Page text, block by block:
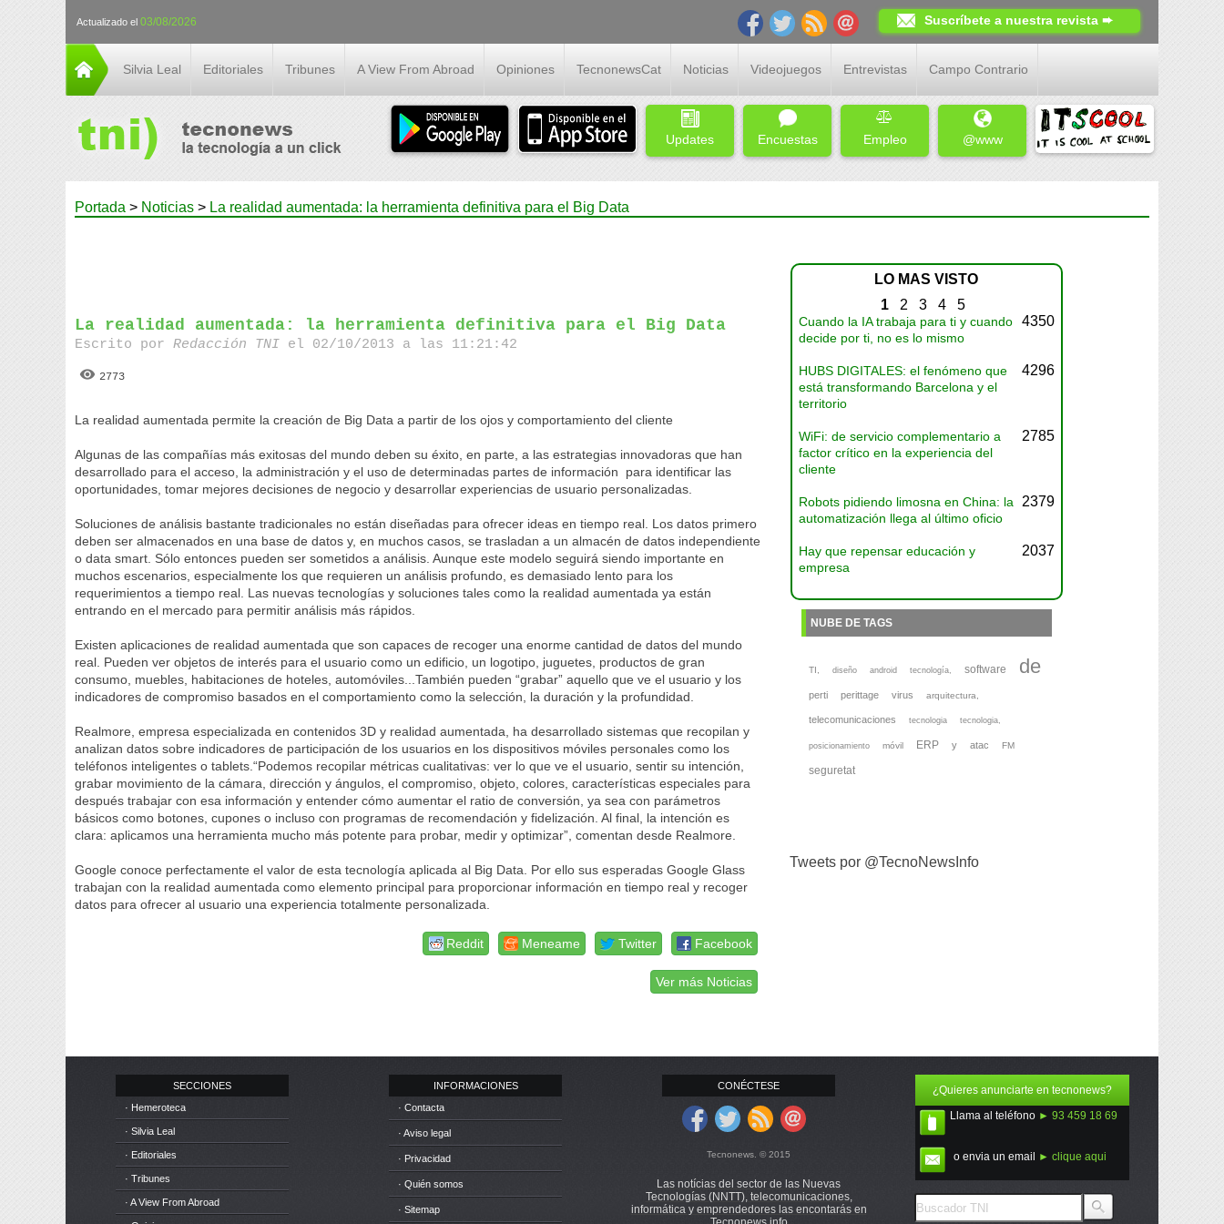
Actualizado el 03/08/2026 Suscríbete a nuestra revista ➨
Silvia Leal Editoriales Tribunes A View From Abroad Opiniones TecnonewsCat Noticias Videojuegos Entrevistas Campo Contrario
Updates Encuestas Empleo @www
Portada > Noticias > La realidad aumentada: la herramienta definitiva para el Big Data
La realidad aumentada: la herramienta definitiva para el Big Data
Escrito porRedacción TNI el 02/10/2013 a las 11:21:42
2773
La realidad aumentada permite la creación de Big Data a partir de los ojos y comportamiento del cliente
Algunas de las compañías más exitosas del mundo deben su éxito, en parte, a las estrategias innovadoras que han
desarrollado para el acceso, la administración y el uso de determinadas partes de información para identificar las
oportunidades, tomar mejores decisiones de negocio y desarrollar experiencias de usuario personalizadas.
Soluciones de análisis bastante tradicionales no están diseñadas para ofrecer ideas en tiempo real. Los datos primero
deben ser almacenados en una base de datos y, en muchos casos, se trasladan a un almacén de datos independiente
o data smart. Sólo entonces pueden ser sometidos a análisis. Aunque este modelo seguirá siendo importante en
muchos escenarios, especialmente los que requieren un análisis profundo, es demasiado lento para los
requerimientos a tiempo real. Las nuevas tecnologías y soluciones tales como la realidad aumentada ya están
entrando en el mercado para permitir análisis más rápidos.
Existen aplicaciones de realidad aumentada que son capaces de recoger una enorme cantidad de datos del mundo
real. Pueden ver objetos de interés para el usuario como un edificio, un logotipo, juguetes, productos de gran
consumo, muebles, habitaciones de hoteles, automóviles...También pueden “grabar” aquello que ve el usuario y los
indicadores de compromiso basados en el comportamiento como la selección, la duración y la profundidad.
Realmore, empresa especializada en contenidos 3D y realidad aumentada, ha desarrollado sistemas que recopilan y
analizan datos sobre indicadores de participación de los usuarios en los dispositivos móviles personales como los
teléfonos inteligentes o tablets.“Podemos recopilar métricas cualitativas: ver lo que ve el usuario, sentir su intención,
grabar movimiento de la cámara, dirección y ángulos, el compromiso, objeto, colores, características especiales para
después trabajar con esa información y entender cómo aumentar el ratio de conversión, ya sea con parámetros
básicos como botones, cupones o incluso con programas de recomendación y fidelización. Al final, la intención es
clara: aplicamos una herramienta mucho más potente para probar, medir y optimizar”, comentan desde Realmore.
Google conoce perfectamente el valor de esta tecnología aplicada al Big Data. Por ello sus esperadas Google Glass
trabajan con la realidad aumentada como elemento principal para proporcionar información en tiempo real y recoger
datos para ofrecer al usuario una experiencia totalmente personalizada.
Facebook
Twitter
Meneame
Reddit
Ver más Noticias
LO MAS VISTO
1 2 3 4 5
Cuando la IA trabaja para ti y cuando
decide por ti, no es lo mismo
4350
HUBS DIGITALES: el fenómeno que
está transformando Barcelona y el
territorio
4296
WiFi: de servicio complementario a
factor crítico en la experiencia del
cliente
2785
Robots pidiendo limosna en China: la
automatización llega al último oficio
2379
Hay que repensar educación y
empresa
2037
NUBE DE TAGS
TI, diseño android tecnología, software de
perti perittage virus arquitectura,
telecomunicaciones tecnologia tecnologia,
posicionamiento móvil ERP y atac FM
seguretat
Tweets por @TecnoNewsInfo
SECCIONES
· Hemeroteca
· Silvia Leal
· Editoriales
· Tribunes
· A View From Abroad
INFORMACIONES
· Contacta
· Aviso legal
· Privacidad
· Quién somos
· Sitemap
CONÉCTESE
Tecnonews. © 2015
Las notícias del sector de las Nuevas
Tecnologías (NNTT), telecomunicaciones,
informática y emprendedores las encontarás en
¿Quieres anunciarte en tecnonews?
Llama al teléfono ► 93 459 18 69
o envia un email ► clique aqui